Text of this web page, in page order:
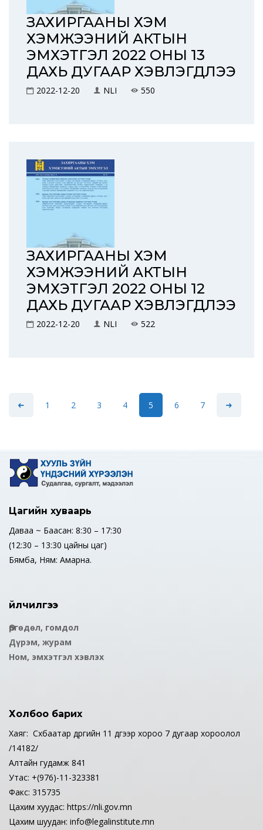
ЗАХИРГААНЫ ХЭМ
ХЭМЖЭЭНИЙ АКТЫН
ЭМХЭТГЭЛ 2022 ОНЫ 13
ДАХЬ ДУГААР ХЭВЛЭГДЛЭЭ
2022-12-20 NLI 550
ЗАХИРГААНЫ ХЭМ
ХЭМЖЭЭНИЙ АКТЫН
ЭМХЭТГЭЛ 2022 ОНЫ 12
ДАХЬ ДУГААР ХЭВЛЭГДЛЭЭ
2022-12-20 NLI 522
1 2 3 4 5 6 7
Цагийн хуваарь
Даваа ~ Баасан: 8:30 – 17:30
(12:30 – 13:30 цайны цаг)
Бямба, Ням: Амарна.
Үйлчилгээ
Өргөдөл, гомдол
Дүрэм, журам
Ном, эмхэтгэл хэвлэх
Холбоо барих
Хаяг: Сүхбаатар дүүргийн 11 дүгээр хороо 7 дугаар хороолол
/14182/
Алтайн гудамж 841
Утас: +(976)-11-323381
Факс: 315735
Цахим хуудас: https://nli.gov.mn
Цахим шуудан: info@legalinstitute.mn